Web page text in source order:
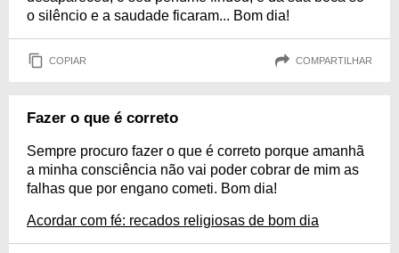
o silêncio e a saudade ficaram... Bom dia!
COPIAR COMPARTILHAR
Fazer o que é correto
Sempre procuro fazer o que é correto porque amanhã
a minha consciência não vai poder cobrar de mim as
falhas que por engano cometi. Bom dia!
Acordar com fé: recados religiosas de bom dia